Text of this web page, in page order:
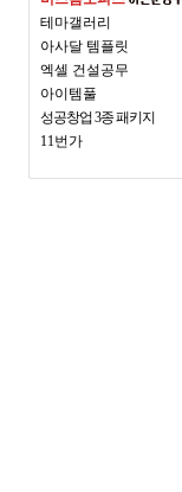
테마갤러리
아사달 템플릿
엑셀 건설공무
아이템풀
성공창업 3종 패키지
11번가